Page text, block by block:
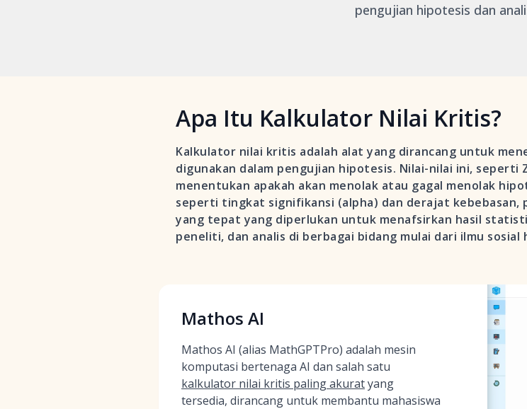
pengujian hipotesis dan
Apa Itu Kalkulator Nilai Kritis?
Kalkulator nilai kritis adalah alat yang dirancang untuk
digunakan dalam pengujian hipotesis. Nilai-nilai ini, seperti
menentukan apakah akan menolak atau gagal menolak
seperti tingkat signifikansi (alpha) dan derajat kebebasan,
yang tepat yang diperlukan untuk menafsirkan hasil
peneliti, dan analis di berbagai bidang mulai dari ilmu sosial
Mathos AI
Mathos AI (alias MathGPTPro) adalah mesin
komputasi bertenaga AI dan salah satu
kalkulator nilai kritis paling akuratyang
tersedia, dirancang untuk membantu mahasiswa